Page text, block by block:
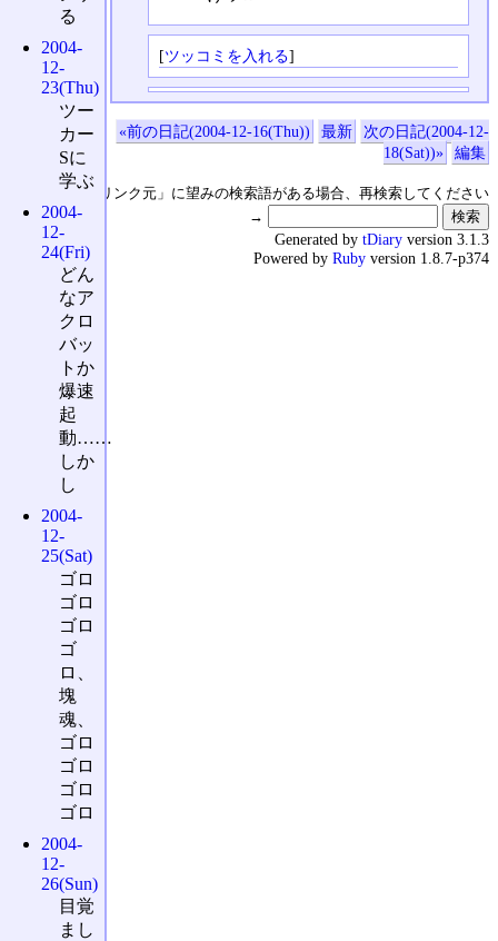
[ツッコミを入れる]
«前の日記(2004-12-16(Thu)) 最新
次の日記(2004-12-
18(Sat))»
編集
↑の「本日のリンク元」に望みの検索語がある場合、再検索してください
→
る
2004-
12-
23(Thu)
ツー
カー
Sに
学ぶ
2004-
12-
24(Fri)
どん
なア
クロ
バッ
トか
爆速
起
動……
しか
し
2004-
12-
25(Sat)
ゴロ
ゴロ
ゴロ
ゴ
ロ、
塊
魂、
ゴロ
ゴロ
ゴロ
ゴロ
2004-
12-
26(Sun)
目覚
まし
Generated by tDiary version 3.1.3
Powered by Ruby version 1.8.7-p374